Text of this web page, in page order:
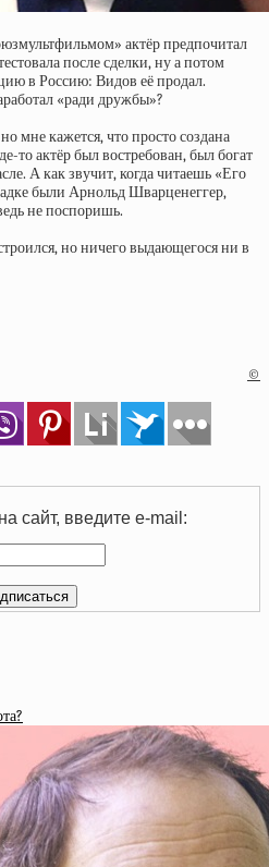
актёр предпочитал
после сделки, ну а потом
в Россию: Видов её продал.
«ради дружбы»?
мне кажется, что просто создана
то актёр был востребован, был богат
А как звучит, когда читаешь «Его
были Арнольд Шварценеггер,
не поспоришь.
но ничего выдающегося ни в
©
сайт, введите e-mail: